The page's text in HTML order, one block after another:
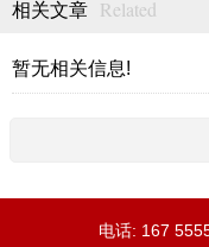
相关文章 Related
暂无相关信息!
电话: 167